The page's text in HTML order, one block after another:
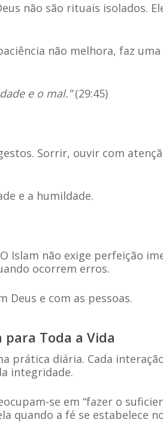
não são rituais isolados.
não melhora, faz
e o mal.”(29:45)
Sorrir, ouvir com
e a humildade.
Islam não exige perfeição
ocorrem erros.
Deus e com as pessoas.
para Toda a Vida
prática diária. Cada
integridade.
se em “fazer o
quando a fé se estabelece